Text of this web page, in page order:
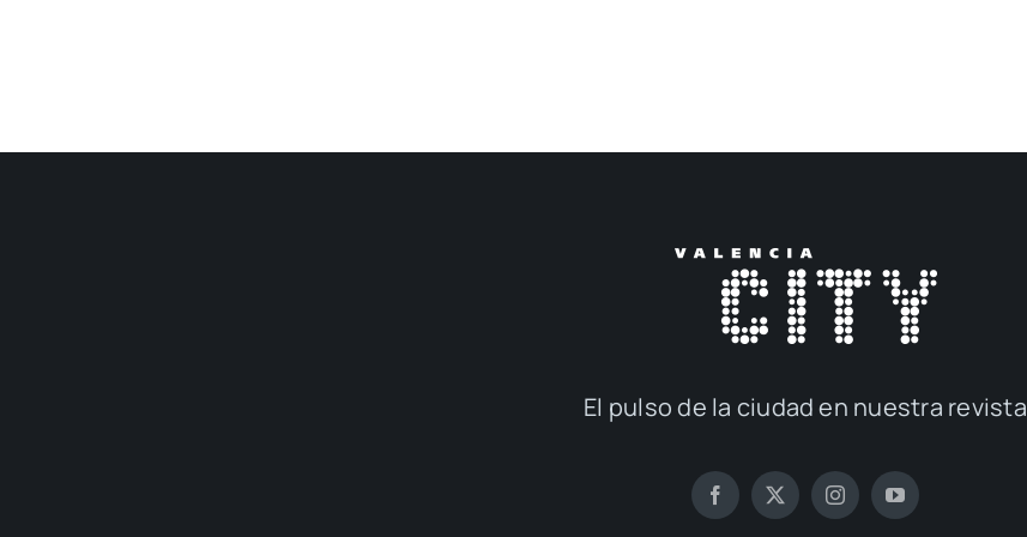
El pul­so de la ciu­dad en nues­tra revis­ta